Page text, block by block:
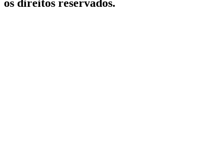
os direitos reservados.